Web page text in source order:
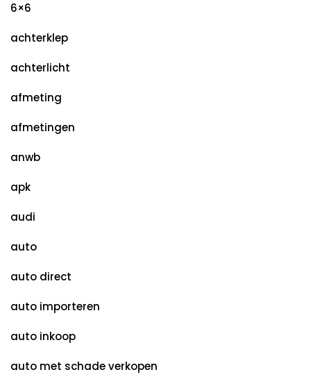
6×6
achterklep
achterlicht
afmeting
afmetingen
anwb
apk
audi
auto
auto direct
auto importeren
auto inkoop
auto met schade verkopen